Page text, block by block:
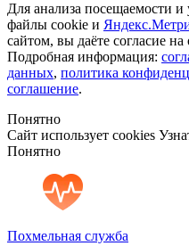
Для анализа посещаемости
файлы cookie и
сайтом, вы даёте согласие
Подробная информация:
данных, политика
соглашение.
Понятно
Сайт использует cookies
Понятно
Похмельная служба